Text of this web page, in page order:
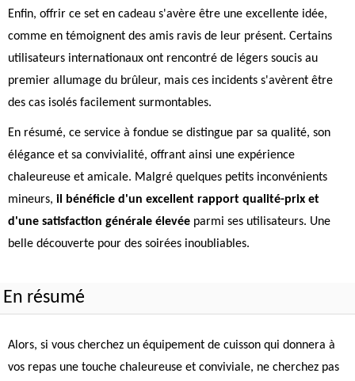
Enfin, offrir ce set en cadeau s'avère être une excellente idée,
comme en témoignent des amis ravis de leur présent. Certains
utilisateurs internationaux ont rencontré de légers soucis au
premier allumage du brûleur, mais ces incidents s'avèrent être
des cas isolés facilement surmontables.
En résumé, ce service à fondue se distingue par sa qualité, son
élégance et sa convivialité, offrant ainsi une expérience
chaleureuse et amicale. Malgré quelques petits inconvénients
mineurs, il bénéficie d'un excellent rapport qualité-prix et
d'une satisfaction générale élevée parmi ses utilisateurs. Une
belle découverte pour des soirées inoubliables.
En résumé
Alors, si vous cherchez un équipement de cuisson qui donnera à
vos repas une touche chaleureuse et conviviale, ne cherchez pas